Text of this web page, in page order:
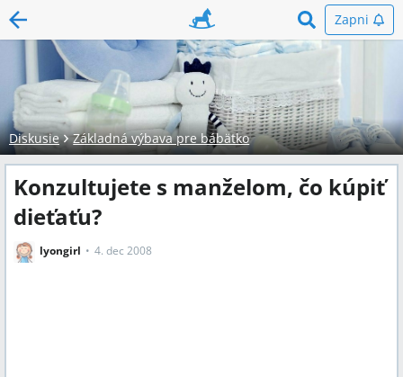
Zapni
Diskusie Základná výbava pre bábätko
Konzultujete s manželom, čo kúpiť
dieťaťu?
lyongirl 4. dec 2008